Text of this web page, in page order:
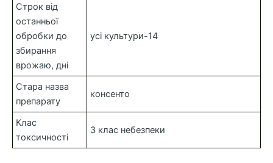
Строк від
останньої
обробки до
збирання
врожаю, дні
усі культури-14
Стара назва
препарату
консенто
Клас
токсичності
3 клас небезпеки